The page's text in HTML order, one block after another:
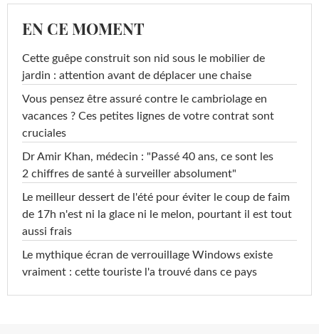
EN CE MOMENT
Cette guêpe construit son nid sous le mobilier de
jardin : attention avant de déplacer une chaise
Vous pensez être assuré contre le cambriolage en
vacances ? Ces petites lignes de votre contrat sont
cruciales
Dr Amir Khan, médecin : "Passé 40 ans, ce sont les
2 chiffres de santé à surveiller absolument"
Le meilleur dessert de l'été pour éviter le coup de faim
de 17h n'est ni la glace ni le melon, pourtant il est tout
aussi frais
Le mythique écran de verrouillage Windows existe
vraiment : cette touriste l'a trouvé dans ce pays